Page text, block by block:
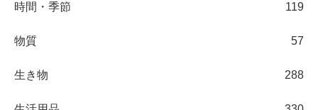
時間・季節 119
物質 57
生き物 288